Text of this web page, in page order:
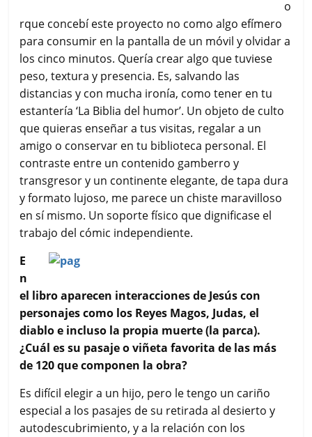
o
rque concebí este proyecto no como algo efímero
para consumir en la pantalla de un móvil y olvidar a
los cinco minutos. Quería crear algo que tuviese
peso, textura y presencia. Es, salvando las
distancias y con mucha ironía, como tener en tu
estantería ‘La Biblia del humor’. Un objeto de culto
que quieras enseñar a tus visitas, regalar a un
amigo o conservar en tu biblioteca personal. El
contraste entre un contenido gamberro y
transgresor y un continente elegante, de tapa dura
y formato lujoso, me parece un chiste maravilloso
en sí mismo. Un soporte físico que dignificase el
trabajo del cómic independiente.
E
n
el libro aparecen interacciones de Jesús con
personajes como los Reyes Magos, Judas, el
diablo e incluso la propia muerte (la parca).
¿Cuál es su pasaje o viñeta favorita de las más
de 120 que componen la obra?
Es difícil elegir a un hijo, pero le tengo un cariño
especial a los pasajes de su retirada al desierto y
autodescubrimiento, y a la relación con los